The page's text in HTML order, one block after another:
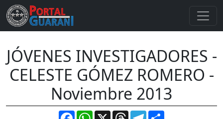
JÓVENES INVESTIGADORES -
CELESTE GÓMEZ ROMERO -
Noviembre 2013
FacebookWhatsApp
X ThreadsTelegram